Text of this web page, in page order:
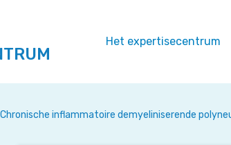
Het expertisecentrum
Chronische inflammatoire demyeliniserende